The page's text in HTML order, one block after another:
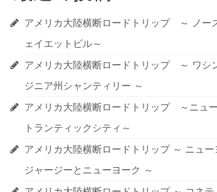
アメリカ大陸横断ロードトリップ ～ ノー
ェイエットビル～
アメリカ大陸横断ロードトリップ ～ ワシ
ジニア州シャンティリー ～
アメリカ大陸横断ロードトリップ ～ニュ
トランティックシティ～
アメリカ大陸横断ロードトリップ ～ ニュ
ジャージーとニューヨーク ～